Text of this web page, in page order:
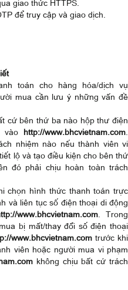
giao thức HTTPS.
để truy cập và giao dịch.
toán cho hàng hóa/dịch vụ
mua cần lưu ý những vấn đề
cứ bên thứ ba nào hộp thư điện
vào http://www.bhcvietnam.com.
nhiệm nào nếu thành viên vi
lộ và tạo điều kiện cho bên thứ
đó phải chịu hoàn toàn trách
chọn hình thức thanh toán trực
và liên tục số điện thoại di động
www.bhcvietnam.com. Trong
bị mất/thay đổi số điện thoại
www.bhcvietnam.com trước khi
viên hoặc người mua vi phạm
không chịu bất cứ trách